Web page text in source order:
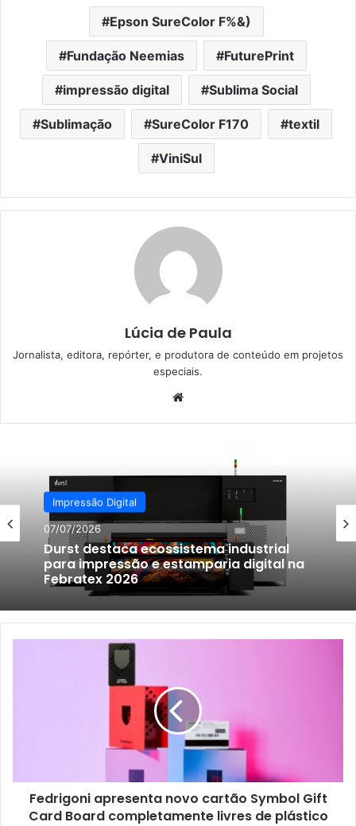
Epson SureColor F%&)
Fundação Neemias FuturePrint
impressão digital Sublima Social
Sublimação SureColor F170 textil
ViniSul
Lúcia de Paula
Jornalista, editora, repórter, e produtora de conteúdo em projetos
especiais.
Impressão Digital
07/07/2026
Durst destaca ecossistema industrial
para impressão e estamparia digital na
Febratex 2026
completamente
livresFedrigoni apresenta novo cartão Symbol Gift
Card Board completamente livres de plástico